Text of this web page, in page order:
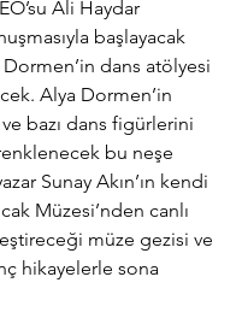
Ali Haydar
başlayacak
dans atölyesi
Alya Dormen’in
bazı dans figürlerini
bu neşe
Sunay Akın’ın kendi
Müzesi’nden canlı
müze gezisi ve
hikayelerle sona